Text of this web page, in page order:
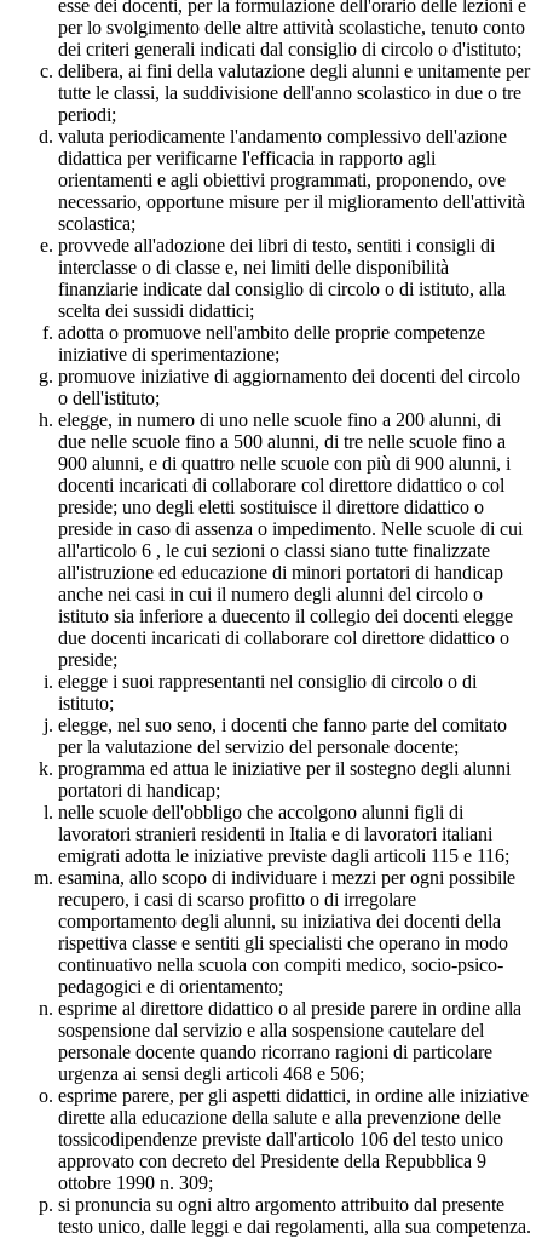
esse dei docenti, per la formulazione dell'orario delle lezioni e
per lo svolgimento delle altre attività scolastiche, tenuto conto
dei criteri generali indicati dal consiglio di circolo o d'istituto;
delibera, ai fini della valutazione degli alunni e unitamente per
tutte le classi, la suddivisione dell'anno scolastico in due o tre
periodi;
valuta periodicamente l'andamento complessivo dell'azione
didattica per verificarne l'efficacia in rapporto agli
orientamenti e agli obiettivi programmati, proponendo, ove
necessario, opportune misure per il miglioramento dell'attività
scolastica;
provvede all'adozione dei libri di testo, sentiti i consigli di
interclasse o di classe e, nei limiti delle disponibilità
finanziarie indicate dal consiglio di circolo o di istituto, alla
scelta dei sussidi didattici;
adotta o promuove nell'ambito delle proprie competenze
iniziative di sperimentazione;
promuove iniziative di aggiornamento dei docenti del circolo
o dell'istituto;
elegge, in numero di uno nelle scuole fino a 200 alunni, di
due nelle scuole fino a 500 alunni, di tre nelle scuole fino a
900 alunni, e di quattro nelle scuole con più di 900 alunni, i
docenti incaricati di collaborare col direttore didattico o col
preside; uno degli eletti sostituisce il direttore didattico o
preside in caso di assenza o impedimento. Nelle scuole di cui
all'articolo 6 , le cui sezioni o classi siano tutte finalizzate
all'istruzione ed educazione di minori portatori di handicap
anche nei casi in cui il numero degli alunni del circolo o
istituto sia inferiore a duecento il collegio dei docenti elegge
due docenti incaricati di collaborare col direttore didattico o
preside;
elegge i suoi rappresentanti nel consiglio di circolo o di
istituto;
elegge, nel suo seno, i docenti che fanno parte del comitato
per la valutazione del servizio del personale docente;
programma ed attua le iniziative per il sostegno degli alunni
portatori di handicap;
nelle scuole dell'obbligo che accolgono alunni figli di
lavoratori stranieri residenti in Italia e di lavoratori italiani
emigrati adotta le iniziative previste dagli articoli 115 e 116;
esamina, allo scopo di individuare i mezzi per ogni possibile
recupero, i casi di scarso profitto o di irregolare
comportamento degli alunni, su iniziativa dei docenti della
rispettiva classe e sentiti gli specialisti che operano in modo
continuativo nella scuola con compiti medico, socio-psico-
pedagogici e di orientamento;
esprime al direttore didattico o al preside parere in ordine alla
sospensione dal servizio e alla sospensione cautelare del
personale docente quando ricorrano ragioni di particolare
urgenza ai sensi degli articoli 468 e 506;
esprime parere, per gli aspetti didattici, in ordine alle iniziative
dirette alla educazione della salute e alla prevenzione delle
tossicodipendenze previste dall'articolo 106 del testo unico
approvato con decreto del Presidente della Repubblica 9
ottobre 1990 n. 309;
si pronuncia su ogni altro argomento attribuito dal presente
testo unico, dalle leggi e dai regolamenti, alla sua competenza.